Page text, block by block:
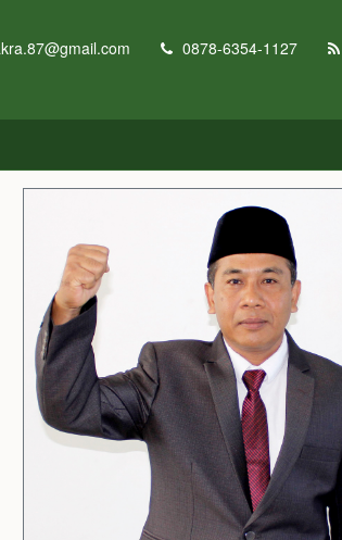
0878-6354-1127